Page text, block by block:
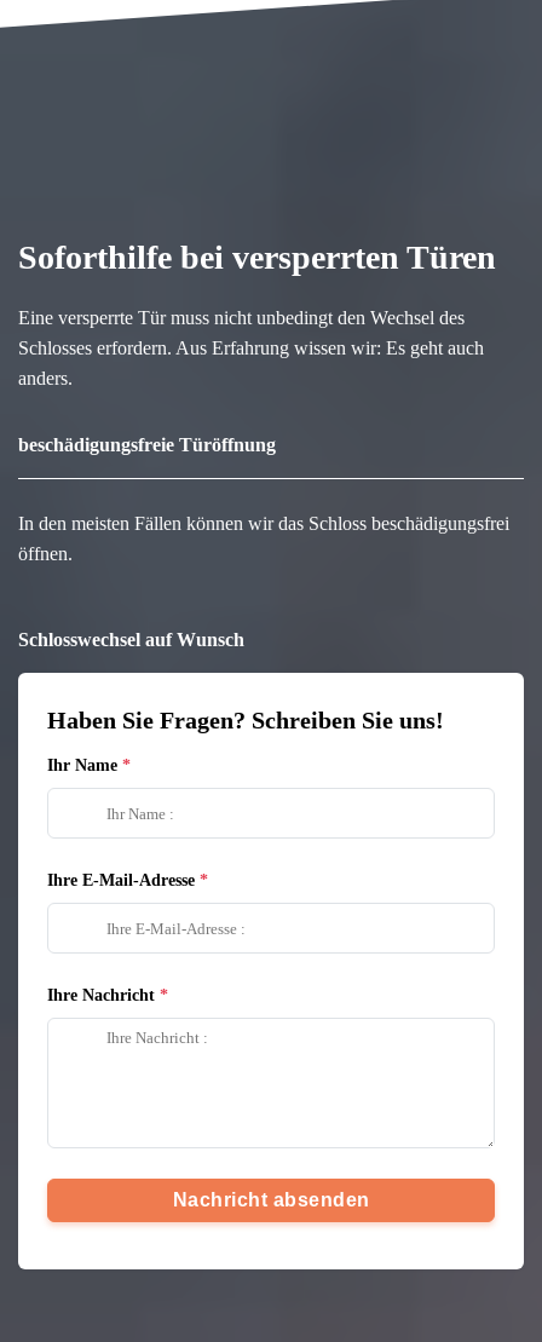
Soforthilfe bei versperrten Türen
Eine versperrte Tür muss nicht unbedingt den Wechsel des
Schlosses erfordern. Aus Erfahrung wissen wir: Es geht auch
anders.
beschädigungsfreie Türöffnung
In den meisten Fällen können wir das Schloss beschädigungsfrei
öffnen.
Schlosswechsel auf Wunsch
Haben Sie Fragen? Schreiben Sie uns!
Ihr Name
Ihre E-Mail-Adresse
Ihre Nachricht
Nachricht absenden